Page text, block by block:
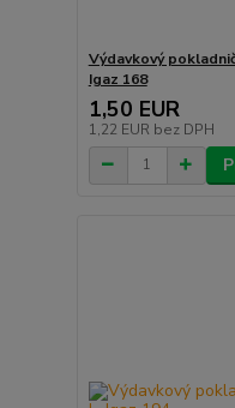
Výdavkový
Igaz 168
1,50 EUR
1,22 EUR bez DPH